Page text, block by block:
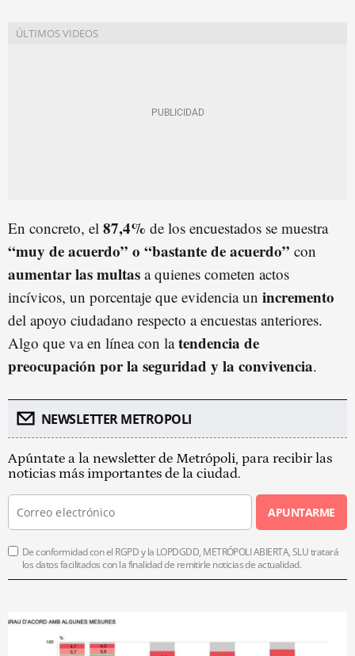
En concreto, el 87,4% de los encuestados se muestra
“muy de acuerdo” o “bastante de acuerdo” con
aumentar las multas a quienes cometen actos
incívicos, un porcentaje que evidencia un incremento
del apoyo ciudadano respecto a encuestas anteriores.
Algo que va en línea con latendencia de
preocupación por la seguridad y la convivencia.
NEWSLETTER METROPOLI
Apúntate a la newsletter de Metrópoli, para recibir las
noticias más importantes de la ciudad.
APUNTARME
De conformidad con el RGPD y la LOPDGDD, METRÓPOLI ABIERTA, SLU tratará
los datos facilitados con la finalidad de remitirle noticias de actualidad.